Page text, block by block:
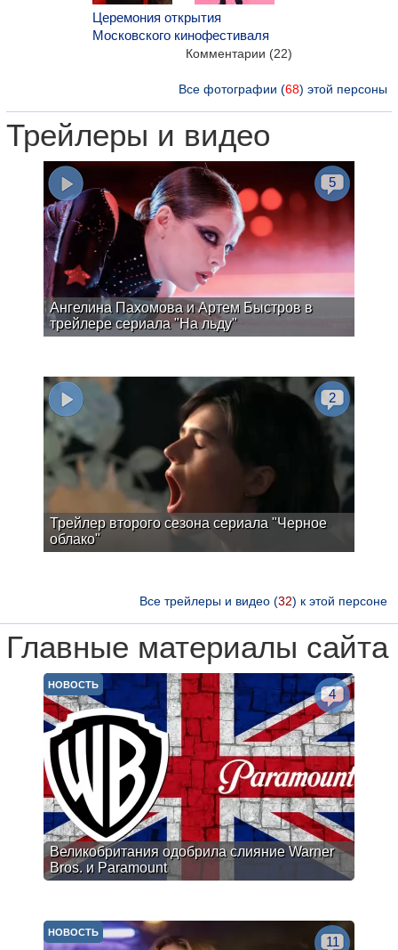
Церемония открытия
Московского кинофестиваля
Комментарии (22)
Все фотографии (68) этой персоны
Трейлеры и видео
Ангелина Пахомова и Артем Быстров в
трейлере сериала "На льду"
5
Трейлер второго сезона сериала "Черное
облако"
2
Все трейлеры и видео (32) к этой персоне
Главные материалы сайта
Великобритания одобрила слияние Warner
Bros. и Paramount
НОВОСТЬ
4
НОВОСТЬ
11